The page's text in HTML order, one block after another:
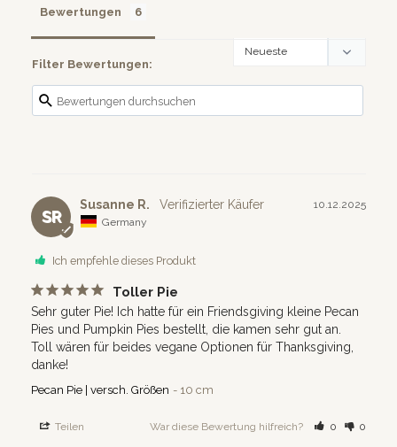
Bewertungen
Filter Bewertungen:
SR
10.12.2025
Susanne R.
Germany
Ich empfehle dieses Produkt
Toller Pie
Sehr guter Pie! Ich hatte für ein Friendsgiving kleine Pecan
Pies und Pumpkin Pies bestellt, die kamen sehr gut an.
Toll wären für beides vegane Optionen für Thanksgiving,
danke!
Pecan Pie | versch. Größen 10 cm
Teilen War diese Bewertung hilfreich? 0 0